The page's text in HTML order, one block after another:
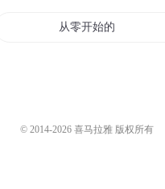
从零开始的主神空间
© 2014-2026 喜马拉雅 版权所有